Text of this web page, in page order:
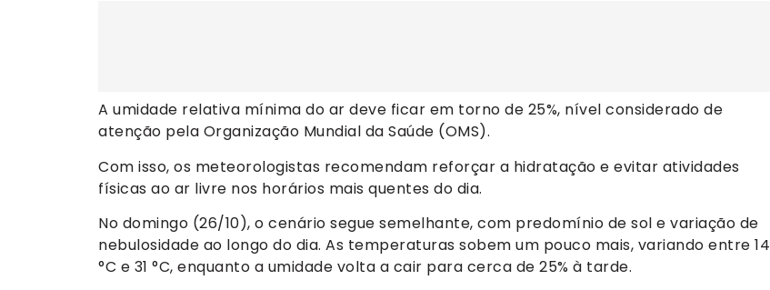
A umidade relativa mínima do ar deve ficar em torno de 25%, nível considerado de
atenção pela Organização Mundial da Saúde (OMS).
Com isso, os meteorologistas recomendam reforçar a hidratação e evitar atividades
físicas ao ar livre nos horários mais quentes do dia.
No domingo (26/10), o cenário segue semelhante, com predomínio de sol e variação de
nebulosidade ao longo do dia. As temperaturas sobem um pouco mais, variando entre 14
°C e 31 °C, enquanto a umidade volta a cair para cerca de 25% à tarde.